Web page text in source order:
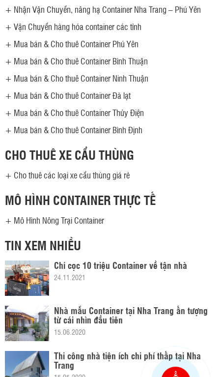
+ Nhận Vận Chuyển, nâng hạ Container Nha Trang – Phú Yên
+ Vận Chuyển hàng hóa container các tỉnh
+ Mua bán & Cho thuê Container Phú Yên
+ Mua bán & Cho thuê Container Bình Thuận
+ Mua bán & Cho thuê Container Ninh Thuận
+ Mua bán & Cho thuê Container Đà lạt
+ Mua bán & Cho thuê Container Thủy Điện
+ Mua bán & Cho thuê Container Bình Định
CHO THUÊ XE CẨU THÙNG
+ Cho thuê các loại xe cẩu thùng giá rẻ
MÔ HÌNH CONTAINER THỰC TẾ
+ Mô Hình Nông Trại Container
TIN XEM NHIỀU
Chỉ cọc 10 triệu Container về tận nhà
24.11.2021
Nhà mẫu Container tại Nha Trang ấn tượng
từ cái nhìn đầu tiên
15.06.2020
Thi công nhà tiện ích chi phí thấp tại Nha
Trang